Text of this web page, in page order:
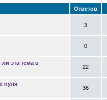
Ответов
3
0
эта тема в
22
нуля
36